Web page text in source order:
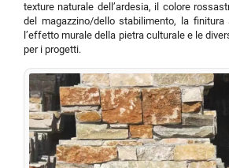
texture naturale dell’ardesia, il colore
del magazzino/dello stabilimento, la
l’effetto murale della pietra culturale e le
per i progetti.